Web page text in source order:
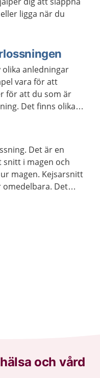
ligga när du
anledningar
vara för att
för att du som är
Det finns olika
Det är en
i magen och
magen. Kejsarsnitt
omedelbara. Det
och vård